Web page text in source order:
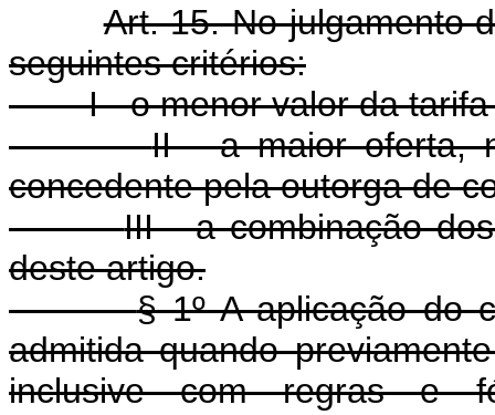
Art. 15. No julgamento
seguintes critérios:
I - o menor valor da
II - a maior oferta,
concedente pela outorga de
III - a combinação
deste artigo.
§ 1º A aplicação do
admitida quando
inclusive com regras e